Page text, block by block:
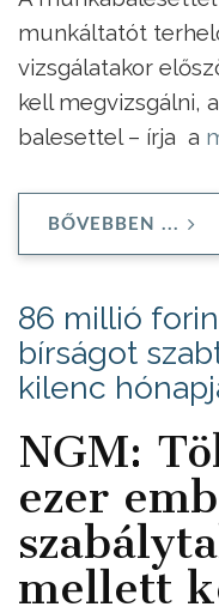
munkáltatót
vizsgálatakor
kell megvizsgálni,
balesettel – írja a
BŐVEBBEN ...
86 millió
bírságot
kilenc
NGM:
ezer
mellett